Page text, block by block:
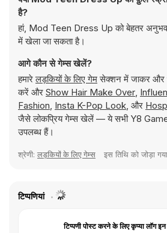
है?
हां, Mod Teen Dress Up को बेहतर
में खेला जा सकता है।
आगे कौन से गेम्स खेलें?
हमारेलड़कियों के लिए गेमसेक्शन में जाकर और
करें और Show Hair Make Over,
Fashion, Insta K-Pop Look, और
जैसे लोकप्रिय गेम्स खेलें — ये सभी Y8
उपलब्ध हैं।
श्रेणी: लड़कियों के लिए गेम्स इस तिथि को जोड़ा गया
टिप्पणियां
टिप्पणी पोस्ट करने के लिए कृप्या लॉग